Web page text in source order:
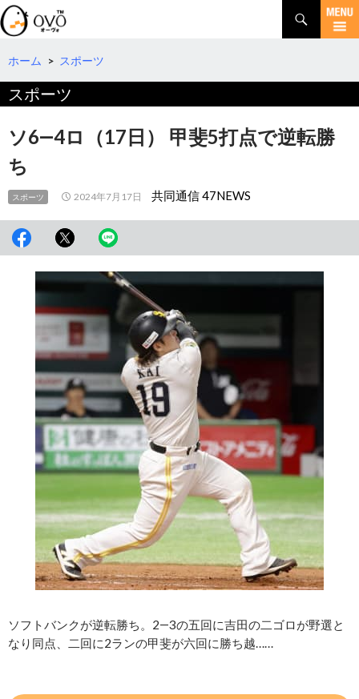
検
索
コ
テ
へ
ホーム > スポーツ
スポーツ
ソ6―4ロ（17日） 甲斐5打点で逆転勝
ち
スポーツ 2024年7月17日 共同通信 47NEWS
ソフトバンクが逆転勝ち。2―3の五回に吉田の二ゴロが野選と
なり同点、二回に2ランの甲斐が六回に勝ち越……